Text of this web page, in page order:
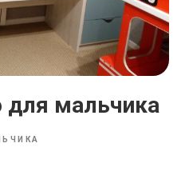
для мальчика